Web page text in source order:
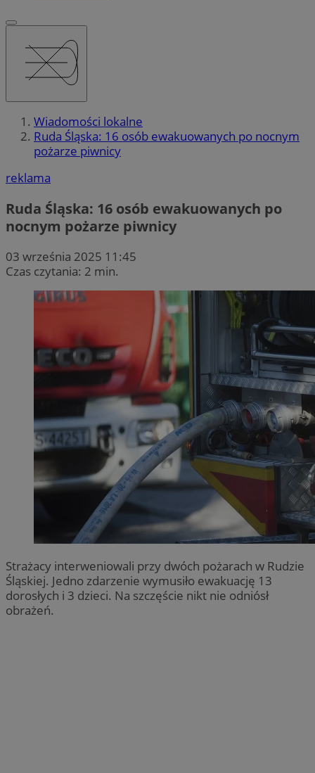
Wiadomości lokalne
Ruda Śląska: 16 osób ewakuowanych po nocnym
pożarze piwnicy
reklama
Ruda Śląska: 16 osób ewakuowanych po
nocnym pożarze piwnicy
03 września 2025 11:45
Czas czytania: 2 min.
Strażacy interweniowali przy dwóch pożarach w Rudzie
Śląskiej. Jedno zdarzenie wymusiło ewakuację 13
dorosłych i 3 dzieci. Na szczęście nikt nie odniósł
obrażeń.